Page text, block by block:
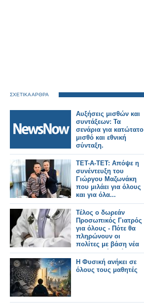
ΣΧΕΤΙΚΑ ΑΡΘΡΑ
Αυξήσεις μισθών και
συντάξεων: Τα
σενάρια για κατώτατο
μισθό και εθνική
σύνταξη.
ΤΕΤ-Α-ΤΕΤ: Απόψε η
συνέντευξη του
Γιώργου Μαζωνάκη
που μιλάει για όλους
και για όλα...
Τέλος ο δωρεάν
Προσωπικός Γιατρός
για όλους - Πότε θα
πληρώνουν οι
πολίτες με βάση νέα
υπουργική απόφαση
Η Φυσική ανήκει σε
όλους τους μαθητές